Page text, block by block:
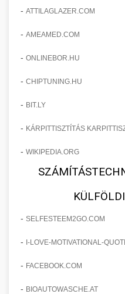
- ATTILAGLAZER.COM
- AMEAMED.COM
- ONLINEBOR.HU
- CHIPTUNING.HU
- BIT.LY
- KÁRPITTISZTÍTÁS
- WIKIPEDIA.ORG
- SELFESTEEM2GO.COM
- I-LOVE-MOTIVATIONAL-
- FACEBOOK.COM
- BIOAUTOWASCHE.AT